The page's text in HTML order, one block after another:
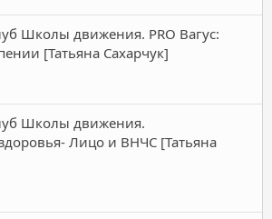
Школы движения. PRO Вагус:
[Татьяна Сахарчук]
Школы движения.
Лицо и ВНЧС [Татьяна